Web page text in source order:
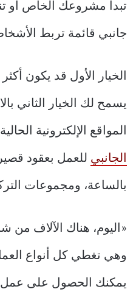
تبدأ مشروعك الخاص أو
جانبي قائمة تربط
الخيار الأول قد يكون
يسمح لك الخيار الثاني
المواقع الإلكترونية
الجانبي للعمل بعقود
بالساعة، ومجموعات
«اليوم، هناك الآلاف من
وهي تغطي كل أنواع
يمكنك الحصول على